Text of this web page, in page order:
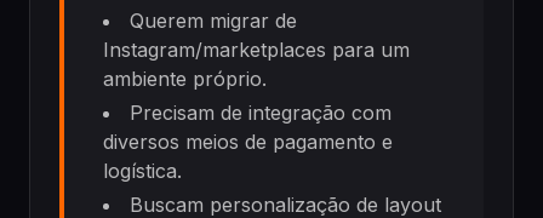
Querem migrar de
Instagram/marketplaces para um
ambiente próprio.
Precisam de integração com
diversos meios de pagamento e
logística.
Buscam personalização de layout